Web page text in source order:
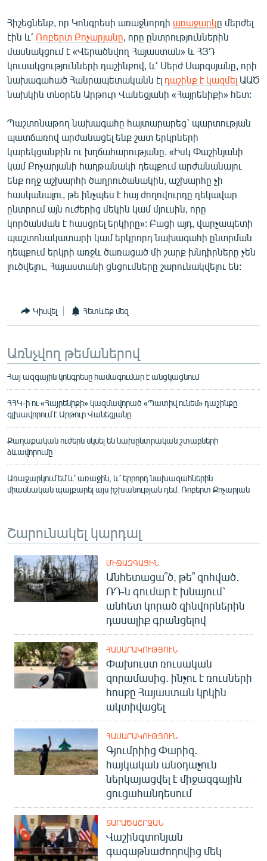
Հիշեցնենք, որ Կոնգրեսի առաջնորդի առաջարկը մերժել
էին և՛ Ռոբերտ Քոչարյանը , որը ընտրություններին
մասնակցում է «Վերածնվող Հայաստան» և ՀՅԴ
կուսակցությունների դաշինքով, և՛ Սերժ Սարգսյանը, որի
նախագահած Հանրապետականն էլ դաշինք է կազմել ԱԱԾ
նախկին տնօրեն Արթուր Վանեցյանի «Հայրենիքի» հետ:
Պաշտոնաթող նախագահը հայտարարեց` պարտության
պատճառով արժանացել ենք շատ երկրների
կարեկցանքին ու խղճահարությանը. «Իսկ Փաշինյանի
կամ Քոչարյանի հաղթանակի դեպքում արժանանալու
ենք ողջ աշխարհի ծաղրուծանակին, աշխարհը չի
հասկանալու, թե ինչպես է հայ ժողովուրդը ղեկավար
ընտրում այն ուժերից մեկին կամ մյուսին, որը
կործանման է հասցրել երկիրը»: Բացի այդ, վարչապետի
պաշտոնակատարի կամ երկրորդ նախագահի ընտրման
դեպքում երկրի առջև ծառացած մի շարք խնդիրները չեն
լուծվելու, Հայաստանի ցնցումները շարունակվելու են:
Կիսվել Հետևեք մեզ
Առնչվող թեմաներով
Հայ ազգային կոնգրեսը համագումար է անցկացնում
ՀՀԿ-ի ու «Հայրենիքի» կազմավորած «Պատիվ ունեմ» դաշինքը
գլխավորում է Արթուր Վանեցյանը
Քաղաքական ուժերն սկսել են նախընտրական շտաբների
ձևավորումը
Առաջարկում եմ և՛ առաջին, և՛ երրորդ նախագահներին
միասնական պայքարել այս իշխանության դեմ. Ռոբերտ Քոչարյան
Շարունակել կարդալ
ՄԻՋԱԶԳԱՅԻՆ
Անհետացա՞ծ, թե՞ զոհված․
ՌԴ-ն գումար է խնայում՝
անհետ կորած զինվորներին
դասալիք գրանցելով
ՀԱՍԱՐԱԿՈՒԹՅՈՒՆ
Փախուստ ռուսական
զորամասից. ինչու է ռուսների
հոսքը Հայաստան կրկին
ակտիվացել
ՀԱՍԱՐԱԿՈՒԹՅՈՒՆ
Գյումրիից Փարիզ․
հայկական անօդաչուն
ներկայացվել է միջազգային
ցուցահանդեսում
ՏԱՐԱԾԱՇՐՋԱՆ
Վաշինգտոնյան
գագաթնաժողովից մեկ